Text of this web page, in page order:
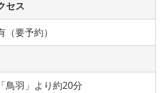
セス
要予約）
鳥羽」より約20分